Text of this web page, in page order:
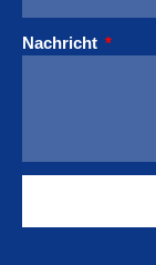
Nachricht